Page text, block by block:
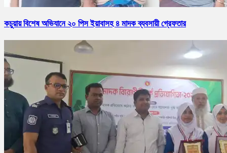
কচুয়ায় বিশেষ অভিযানে ২০ পিস ইয়াবাসহ ৪ মাদক ব্যবসায়ী গ্রেফতার